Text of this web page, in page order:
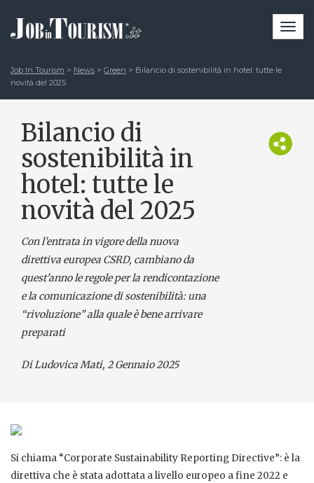
Job In Tourism > News > Green > Bilancio di sostenibilità in hotel: tutte le
novità del 2025
Bilancio di
sostenibilità in
hotel: tutte le
novità del 2025
Con l’entrata in vigore della nuova
direttiva europea CSRD, cambiano da
quest'anno le regole per la rendicontazione
e la comunicazione di sostenibilità: una
“rivoluzione” alla quale è bene arrivare
preparati
Di Ludovica Mati, 2 Gennaio 2025
Si chiama “Corporate Sustainability Reporting Directive”: è la
direttiva che è stata adottata a livello europeo a fine 2022 e